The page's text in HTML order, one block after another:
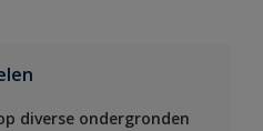
diverse ondergronden